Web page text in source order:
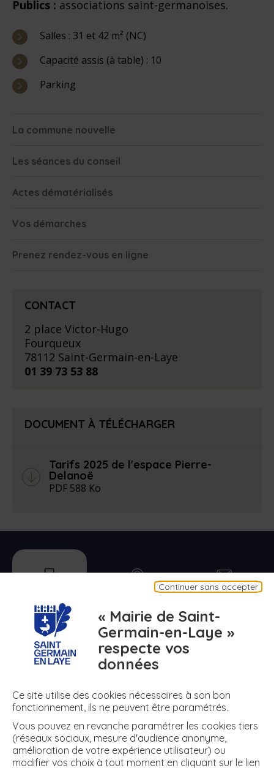
Continuer sans accepter
« Mairie de Saint-
Germain-en-Laye »
respecte vos
données
Ce site utilise des cookies nécessaires à son bon
fonctionnement, ils ne peuvent être paramétrés.
Vous pouvez en revanche paramétrer les cookies tiers
(réseaux sociaux, mesure d'audience anonyme,
amélioration de votre expérience utilisateur) ou
modifier vos choix à tout moment en cliquant sur le lien
Publics : associations saint-germanoises.
Salles : 31 et 42 m² (NC)
Capacité assis (à table) : 10
Parking
La commune nouvelle
Les séances du conseil
Actes dématérialisés
Vos démarches
Prenez rendez-vous en ligne
CONTACT
2 place Victor-Hugo
Fourqueux
78112 Saint-Germain-en-Laye
01 39 73 53 88
DOCUMENT À TÉLÉCHARGER
arrow_down
Tarifs 2025 de l'espace Pierre-
Delanoë
PDF 588 Ko
mobile plan contact
numero meteo
Météo
+ DE RÉSEAUX